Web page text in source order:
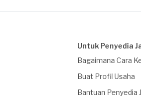
Untuk Penyedia
Bagaimana Cara
Buat Profil Usaha
Bantuan Penyedia